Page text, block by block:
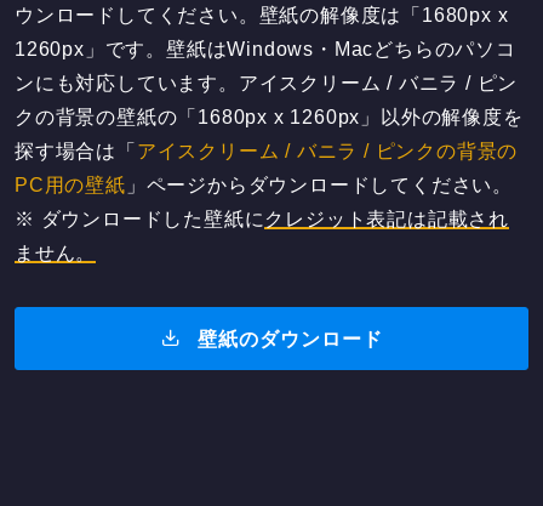
ウンロードしてください。壁紙の解像度は「1680px x
1260px」です。壁紙はWindows・Macどちらのパソコ
ンにも対応しています。アイスクリーム / バニラ / ピン
クの背景の壁紙の「1680px x 1260px」以外の解像度を
探す場合は「 アイスクリーム / バニラ / ピンクの背景の
PC用の壁紙 」ページからダウンロードしてください。
※ ダウンロードした壁紙に クレジット表記は記載され
ません。
壁紙のダウンロード